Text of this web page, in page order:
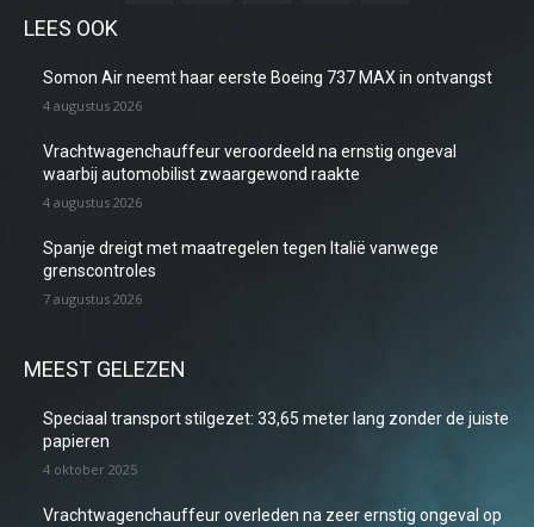
LEES OOK
Somon Air neemt haar eerste Boeing 737 MAX in ontvangst
4 augustus 2026
Vrachtwagenchauffeur veroordeeld na ernstig ongeval
waarbij automobilist zwaargewond raakte
4 augustus 2026
Spanje dreigt met maatregelen tegen Italië vanwege
grenscontroles
7 augustus 2026
MEEST GELEZEN
Speciaal transport stilgezet: 33,65 meter lang zonder de juiste
papieren
4 oktober 2025
Vrachtwagenchauffeur overleden na zeer ernstig ongeval op